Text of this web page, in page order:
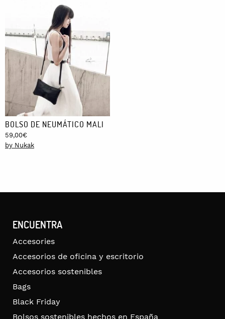
BOLSO DE NEUMÁTICO MALI
59,00€
by Nukak
ENCUENTRA
Accesories
Accesorios de oficina y escritorio
Accesorios sostenibles
Bags
Black Friday
Bolsos sostenibles hechos en España